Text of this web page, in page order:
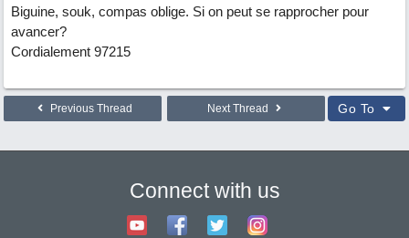
Biguine, souk, compas oblige. Si on peut se rapprocher pour
avancer?
Cordialement 97215
Previous Thread Next Thread Go To
Connect with us